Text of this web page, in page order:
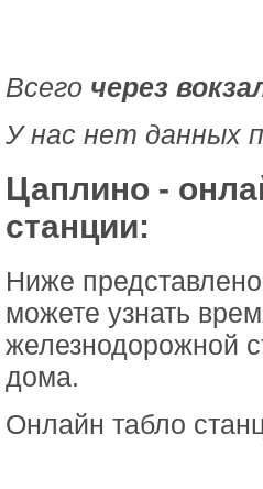
Всего через
У нас нет данных
Цаплино -
станции:
Ниже
можете узнать
железнодорожной
дома.
Онлайн табло